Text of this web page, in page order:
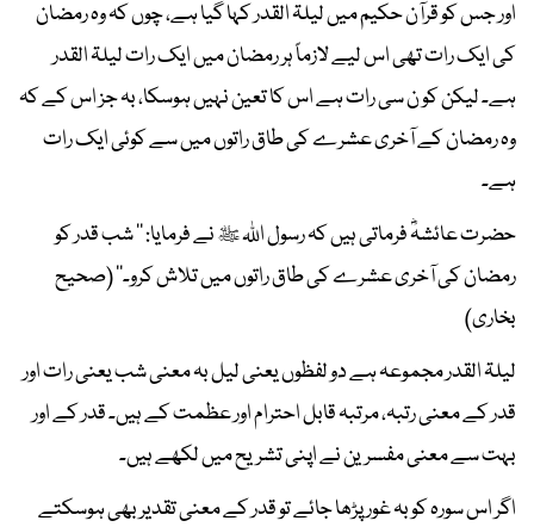
اور جس کو قرآن حکیم میں لیلۃ القدر کہا گیا ہے، چوں کہ وہ رمضان
کی ایک رات تھی اس لیے لازماً ہر رمضان میں ایک رات لیلۃ القدر
ہے۔ لیکن کو ن سی رات ہے اس کا تعین نہیں ہوسکا، بہ جز اس کے کہ
وہ رمضان کے آخری عشرے کی طاق راتوں میں سے کوئی ایک رات
ہے۔
حضرت عائشہؓ فرماتی ہیں کہ رسول اﷲ ﷺ نے فرمایا: ’’ شب قدر کو
رمضان کی آخری عشرے کی طاق راتوں میں تلاش کرو۔‘‘ (صحیح
بخاری)
لیلۃ القدر مجموعہ ہے دو لفظوں یعنی لیل بہ معنی شب یعنی رات اور
قدر کے معنی رتبہ، مرتبہ قابل احترام اور عظمت کے ہیں۔ قدر کے اور
بہت سے معنی مفسرین نے اپنی تشریح میں لکھے ہیں۔
اگر اس سورہ کو بہ غور پڑھا جائے تو قدر کے معنی تقدیر بھی ہوسکتے